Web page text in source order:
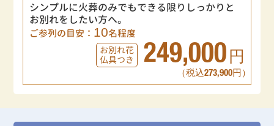
シンプルに火葬のみでもできる限りしっかりと
お別れをしたい方へ。
ご参列の目安： 10名程度
お別れ花
仏具つき
249,000 円
（税込273,900円）